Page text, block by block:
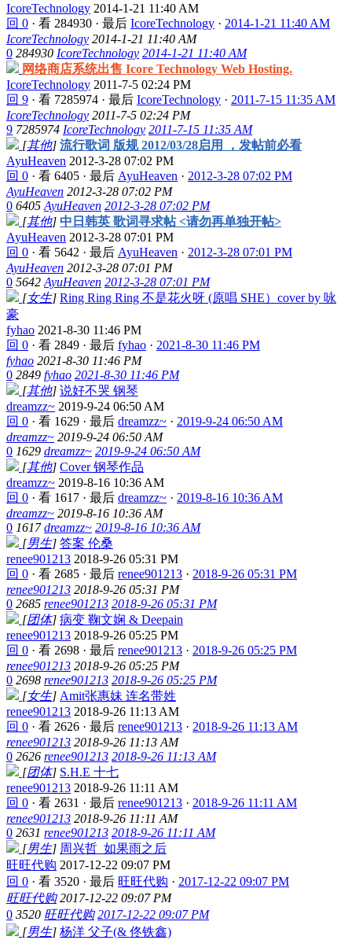
IcoreTechnology 2014-1-21 11:40 AM
回 0 · 看 284930 · 最后 IcoreTechnology · 2014-1-21 11:40 AM
IcoreTechnology 2014-1-21 11:40 AM
0 284930 IcoreTechnology 2014-1-21 11:40 AM
网络商店系统出售 Icore Technology Web Hosting.
IcoreTechnology 2011-7-5 02:24 PM
回 9 · 看 7285974 · 最后 IcoreTechnology · 2011-7-15 11:35 AM
IcoreTechnology 2011-7-5 02:24 PM
9 7285974 IcoreTechnology 2011-7-15 11:35 AM
[其他] 流行歌词 版规 2012/03/28启用 ，发帖前必看
AyuHeaven 2012-3-28 07:02 PM
回 0 · 看 6405 · 最后 AyuHeaven · 2012-3-28 07:02 PM
AyuHeaven 2012-3-28 07:02 PM
0 6405 AyuHeaven 2012-3-28 07:02 PM
[其他] 中日韩英 歌词寻求帖 <请勿再单独开帖>
AyuHeaven 2012-3-28 07:01 PM
回 0 · 看 5642 · 最后 AyuHeaven · 2012-3-28 07:01 PM
AyuHeaven 2012-3-28 07:01 PM
0 5642 AyuHeaven 2012-3-28 07:01 PM
[女生] Ring Ring Ring 不是花火呀 (原唱 SHE）cover by 咏
豪
fyhao 2021-8-30 11:46 PM
回 0 · 看 2849 · 最后 fyhao · 2021-8-30 11:46 PM
fyhao 2021-8-30 11:46 PM
0 2849 fyhao 2021-8-30 11:46 PM
[其他] 说好不哭 钢琴
dreamzz~ 2019-9-24 06:50 AM
回 0 · 看 1629 · 最后 dreamzz~ · 2019-9-24 06:50 AM
dreamzz~ 2019-9-24 06:50 AM
0 1629 dreamzz~ 2019-9-24 06:50 AM
[其他] Cover 钢琴作品
dreamzz~ 2019-8-16 10:36 AM
回 0 · 看 1617 · 最后 dreamzz~ · 2019-8-16 10:36 AM
dreamzz~ 2019-8-16 10:36 AM
0 1617 dreamzz~ 2019-8-16 10:36 AM
[男生] 答案 伦桑
renee901213 2018-9-26 05:31 PM
回 0 · 看 2685 · 最后 renee901213 · 2018-9-26 05:31 PM
renee901213 2018-9-26 05:31 PM
0 2685 renee901213 2018-9-26 05:31 PM
[团体] 病变 鞠文娴 & Deepain
renee901213 2018-9-26 05:25 PM
回 0 · 看 2698 · 最后 renee901213 · 2018-9-26 05:25 PM
renee901213 2018-9-26 05:25 PM
0 2698 renee901213 2018-9-26 05:25 PM
[女生] Amit张惠妹 连名带姓
renee901213 2018-9-26 11:13 AM
回 0 · 看 2626 · 最后 renee901213 · 2018-9-26 11:13 AM
renee901213 2018-9-26 11:13 AM
0 2626 renee901213 2018-9-26 11:13 AM
[团体] S.H.E 十七
renee901213 2018-9-26 11:11 AM
回 0 · 看 2631 · 最后 renee901213 · 2018-9-26 11:11 AM
renee901213 2018-9-26 11:11 AM
0 2631 renee901213 2018-9-26 11:11 AM
[男生] 周兴哲_如果雨之后
旺旺代购 2017-12-22 09:07 PM
回 0 · 看 3520 · 最后 旺旺代购 · 2017-12-22 09:07 PM
旺旺代购 2017-12-22 09:07 PM
0 3520 旺旺代购 2017-12-22 09:07 PM
[男生] 杨洋 父子(& 佟铁鑫)